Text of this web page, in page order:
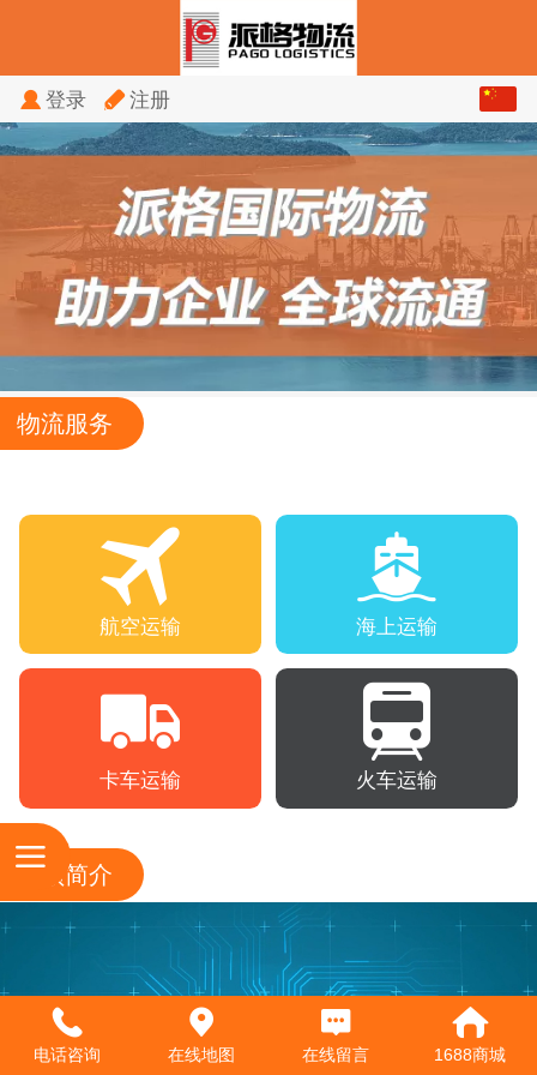
登录 注册
English
物流服务
航空运输 海上运输
卡车运输 火车运输
视频简介
电话咨询 在线地图 在线留言 1688商城